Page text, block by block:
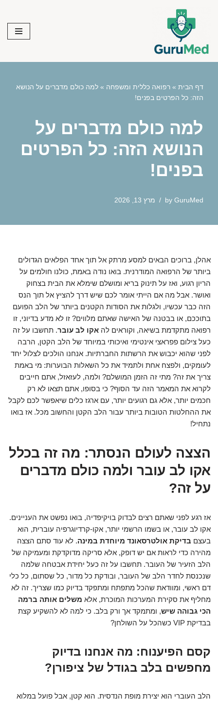
content
דף הבית » רפואה כללית ומשפחה » למה כולם מדברים על הנושא
הזה: כל הפרטים בפנים!
למה כולם מדברים על
הנושא הזה: כל הפרטים
בפנים!
by GuruMed מרץ 13, 2026
אהלן, ברוכים הבאים למסע מרתק אל תוך אחד הפלאים הגדולים
ביותר של הרפואה המודרנית. בואו נודה באמת, כולנו חולמים על
הריון רגוע, ואז על תינוק בריא ומושלם שימלא את הבית בצחוק
ואושר. אבל מה אם הייתי אומר לכם שיש דרך להציץ אל תוך הנס
הזה כבר עכשיו, ולגלות את הסודות הקטנים ביותר של הלב הפועם
בתוככם, או בבטנה של האישה שאתם מלווים? זו לא מדע בדיוני, זו
רפואה מתקדמת בשיאה, וקוראים לה אקו לב עובר. תחשבו על זה
כעל צילום פפראצי אינטימי ואיכותי במיוחד של הלב הקטן, הרבה
לפני שהוא יכבוש את הרשתות החברתיות. אנחנו הולכים לצלול יחד
לעומקים, ולפצח אחת ולתמיד את כל השאלות הבוערות: מי באמת
צריך את זה? מתי זה הזמן המושלם? ולמה, לעזאזל, אתם חייבים
לקרוא את המאמר הזה עד הסוף? כי בסופו, אתם תצאו לא רק
חכמים יותר, אלא גם רגועים יותר, עם ארגז כלים שיאפשר לכם לקבל
את ההחלטות הטובות ביותר עבור הלב הקטן והחשוב מכל. אז בואו
נתחיל!
הצצה לעולם הנסתר: מה זה בכלל
אקו לב עובר ולמה כולם מדברים
על זה?
אז רגע לפני שאתם רצים לבדוק בויקיפדיה, בואו נפשט את העניינים.
אקו לב עובר, או בשמו הרשמי יותר, אקו-קרדיוגרפיה עוברית, הוא
בעצם בדיקת אולטרסאונד מיוחדת במינה. לא עוד סתם הצצה
מהירה כדי לראות אם יש דופק, אלא סריקה מדוקדקת ומעמיקה של
הלב הזעיר של העובר. תחשבו על זה כעל יחידת אבטחה שלמה
שנכנסת לחדר הלב של העובר, ובודקת כל מדור, כל שסתום, כל כלי
דם ראשי, ומוודאת שהכל מתפתח ומתפקד בדיוק כמו שצריך. זה לא
מחליף את סקירת המערכות המוכרת, אלא משלים אותה ברמה
הכי גבוהה שיש, ומתמקד אך ורק בלב. כי למה לא להשקיע קצת
בבדיקת VIP כשהכל על השולחן?
קסם הפיענוח: מה אנחנו בדיוק
מחפשים בלב בגודל של ציפורן?
הלב העוברי הוא יצירת מופת הנדסית. הוא קטן, אבל פועל במלוא